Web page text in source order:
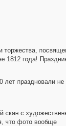
торжества,
1812 года!
лет праздновали не
скан с
что фото вообще